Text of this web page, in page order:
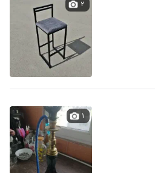
۲
۱